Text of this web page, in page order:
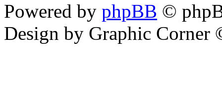
Powered by phpBB ©
Design by Graphic Corner